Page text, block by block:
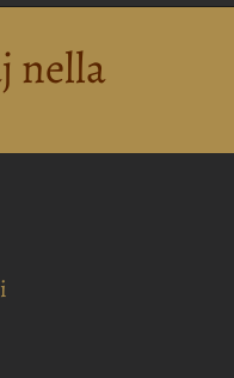
nella